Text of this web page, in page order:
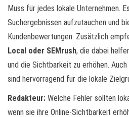
Muss für jedes lokale Unternehmen.
Suchergebnissen aufzutauchen und
Kundenbewertungen. Zusätzlich
Local oder SEMrush, die dabei
und die Sichtbarkeit zu erhöhen. Auch
sind hervorragend für die lokale
Redakteur: Welche Fehler sollten
wenn sie ihre Online-Sichtbarkeit